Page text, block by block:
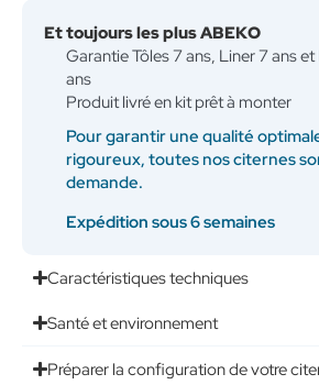
Et toujours les plus ABEKO
Garantie Tôles 7 ans, Liner 7 ans
ans
Produit livré en kit prêt à monter
Pour garantir une qualité
rigoureux, toutes nos citernes
demande.
Expédition sous 6 semaines
Caractéristiques techniques
Santé et environnement
Préparer la configuration de votre